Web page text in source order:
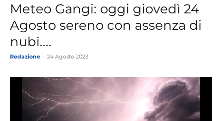
Meteo Gangi: oggi giovedì 24
Agosto sereno con assenza di
nubi....
Redazione 24 Agosto 2023